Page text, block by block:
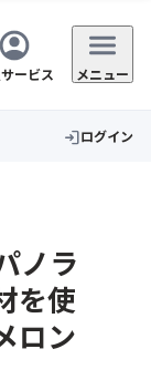
ービス メニュー
loginログイン
ノラ
を使
ロン